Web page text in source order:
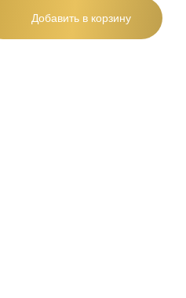
Добавить в корзину